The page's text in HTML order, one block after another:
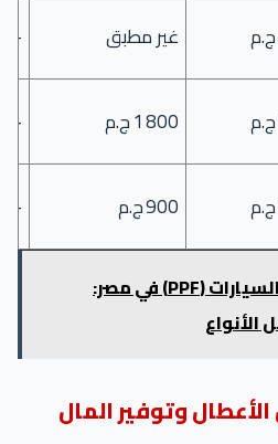
غير مطبق
—
1 800 ج.م
‑33 %
900 ج.م +66 %
أفلام حماية السيارات (PPF) في مصر:
الأنواع
وتوفير المال